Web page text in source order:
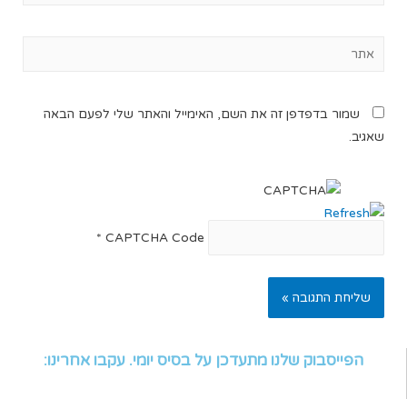
שמור בדפדפן זה את השם, האימייל והאתר שלי לפעם הבאה
שאגיב.
CAPTCHA Code
*
הפייסבוק שלנו מתעדכן על בסיס יומי. עקבו אחרינו: